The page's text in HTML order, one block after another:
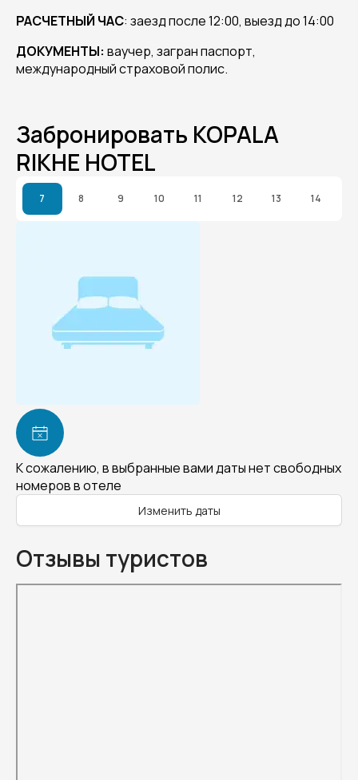
РАСЧЕТНЫЙ ЧАС: заезд после 12:00, выезд до 14:00
ДОКУМЕНТЫ: ваучер, загран паспорт,
международный страховой полис.
Забронировать KOPALA
RIKHE HOTEL
7 8 9 10 11 12 13 14
К сожалению, в выбранные вами даты нет свободных
номеров в отеле
Изменить даты
Отзывы туристов